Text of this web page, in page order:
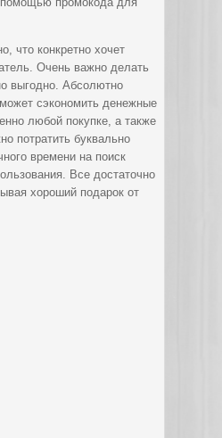
что конкретно хочет
Очень важно делать
выгодно. Абсолютно
сэкономить денежные
любой покупке, а также
потратить буквально
времени на поиск
Все достаточно
хороший подарок от